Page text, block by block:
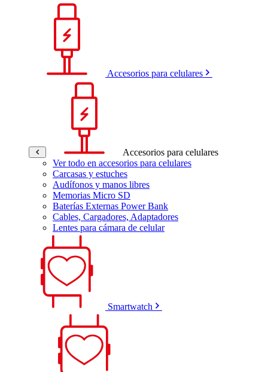
Accesorios para celulares
Accesorios para celulares
Ver todo en accesorios para celulares
Carcasas y estuches
Audífonos y manos libres
Memorias Micro SD
Baterías Externas Power Bank
Cables, Cargadores, Adaptadores
Lentes para cámara de celular
Smartwatch